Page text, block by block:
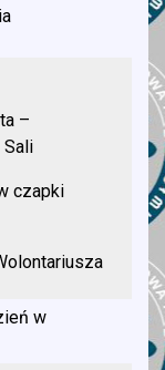
–
Sali
czapki
w